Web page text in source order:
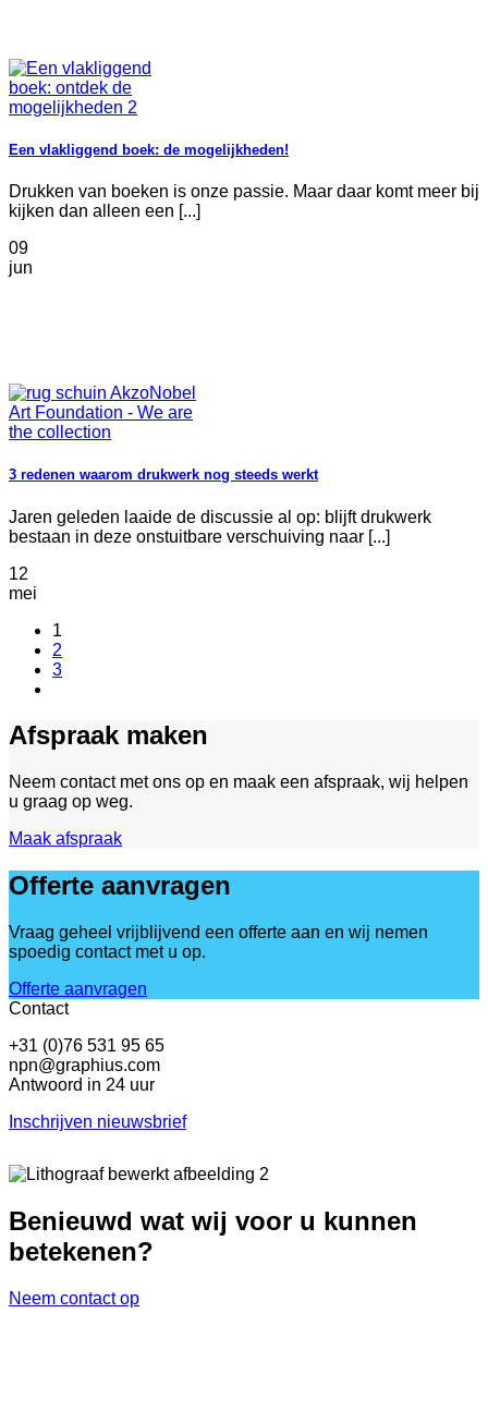
Een vlakliggend boek: de mogelijkheden!
Drukken van boeken is onze passie. Maar daar komt meer bij
kijken dan alleen een [...]
09
jun
3 redenen waarom drukwerk nog steeds werkt
Jaren geleden laaide de discussie al op: blijft drukwerk
bestaan in deze onstuitbare verschuiving naar [...]
12
mei
1
2
3
Afspraak maken
Neem contact met ons op en maak een afspraak, wij helpen
u graag op weg.
Maak afspraak
Offerte aanvragen
Vraag geheel vrijblijvend een offerte aan en wij nemen
spoedig contact met u op.
Offerte aanvragen
Contact
+31 (0)76 531 95 65
npn@graphius.com
Antwoord in 24 uur
Inschrijven nieuwsbrief
Benieuwd wat wij voor u kunnen
betekenen?
Neem contact op